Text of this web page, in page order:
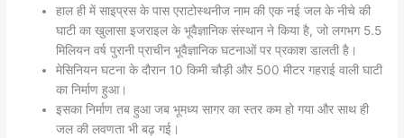
हाल ही में साइप्रस के पास एराटोस्थनीज नाम की एक नई जल के नीचे की
घाटी का खुलासा इजराइल के भूवैज्ञानिक संस्थान ने किया है, जो लगभग 5.5
मिलियन वर्ष पुरानी प्राचीन भूवैज्ञानिक घटनाओं पर प्रकाश डालती है।
मेसिनियन घटना के दौरान 10 किमी चौड़ी और 500 मीटर गहराई वाली घाटी
का निर्माण हुआ।
इसका निर्माण तब हुआ जब भूमध्य सागर का स्तर कम हो गया और साथ ही
जल की लवणता भी बढ़ गई।